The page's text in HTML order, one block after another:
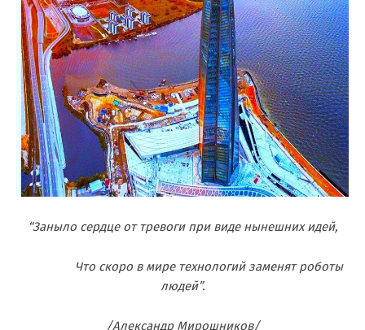
“Заныло сердце от тревоги при виде нынешних идей,
Что скоро в мире технологий заменят роботы
людей”.
/Александр Мирошников/